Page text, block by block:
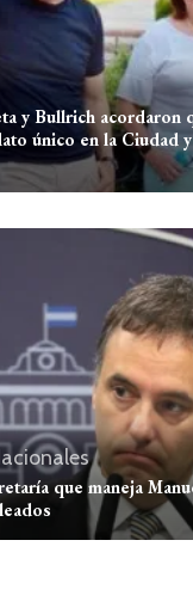
y Bullrich acordaron
único en la Ciudad
que maneja